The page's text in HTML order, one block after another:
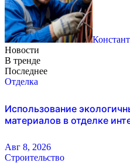
Новости
В тренде
Последнее
Отделка
Использование
материалов в отделке
Авг 8, 2026
Строительство